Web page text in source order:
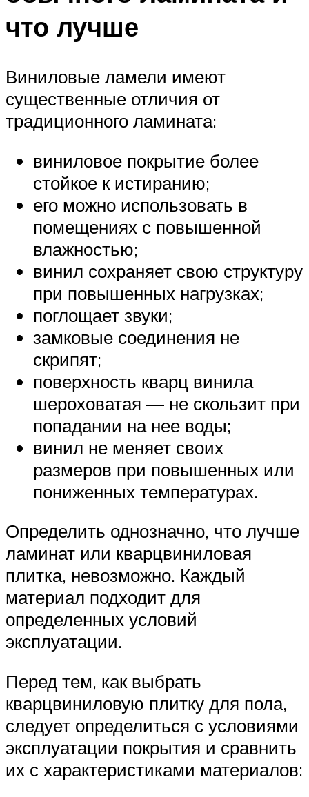
что лучше
Виниловые ламели имеют
существенные отличия от
традиционного ламината:
виниловое покрытие более
стойкое к истиранию;
его можно использовать в
помещениях с повышенной
влажностью;
винил сохраняет свою структуру
при повышенных нагрузках;
поглощает звуки;
замковые соединения не
скрипят;
поверхность кварц винила
шероховатая — не скользит при
попадании на нее воды;
винил не меняет своих
размеров при повышенных или
пониженных температурах.
Определить однозначно, что лучше
ламинат или кварцвиниловая
плитка, невозможно. Каждый
материал подходит для
определенных условий
эксплуатации.
Перед тем, как выбрать
кварцвиниловую плитку для пола,
следует определиться с условиями
эксплуатации покрытия и сравнить
их с характеристиками материалов: